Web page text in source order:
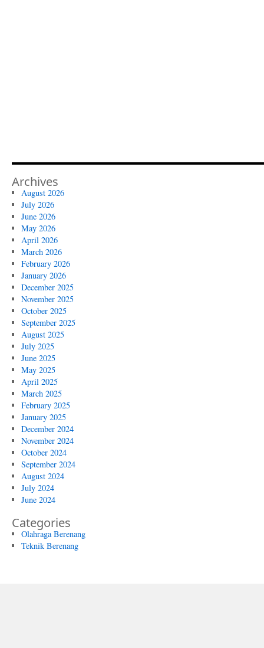
Archives
August 2026
July 2026
June 2026
May 2026
April 2026
March 2026
February 2026
January 2026
December 2025
November 2025
October 2025
September 2025
August 2025
July 2025
June 2025
May 2025
April 2025
March 2025
February 2025
January 2025
December 2024
November 2024
October 2024
September 2024
August 2024
July 2024
June 2024
Categories
Olahraga Berenang
Teknik Berenang